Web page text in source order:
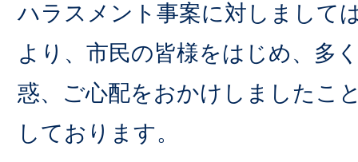
ハラスメント事案に対しまして
より、市民の皆様をはじめ、多
惑、ご心配をおかけしましたこ
しております。